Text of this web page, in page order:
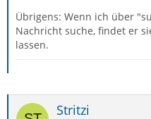
Übrigens: Wenn ich über
Nachricht suche, findet er
lassen.
Stritzi